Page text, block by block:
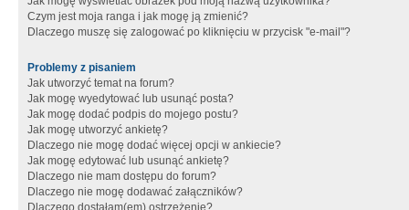
Czym jest moja ranga i jak mogę ją zmienić?
Dlaczego muszę się zalogować po kliknięciu w przycisk "e-mail"?
Problemy z pisaniem
Jak utworzyć temat na forum?
Jak mogę wyedytować lub usunąć posta?
Jak mogę dodać podpis do mojego postu?
Jak mogę utworzyć ankietę?
Dlaczego nie mogę dodać więcej opcji w ankiecie?
Jak mogę edytować lub usunąć ankietę?
Dlaczego nie mam dostępu do forum?
Dlaczego nie mogę dodawać załączników?
Dlaczego dostałam(em) ostrzeżenie?